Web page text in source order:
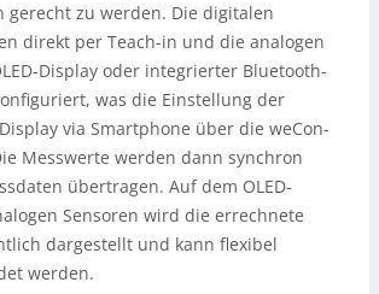
gerecht zu werden. Die digitalen
direkt per Teach-in und die analogen
Display oder integrierter Bluetooth-
was die Einstellung der
via Smartphone über die weCon-
Messwerte werden dann synchron
übertragen. Auf dem OLED-
Sensoren wird die errechnete
dargestellt und kann flexibel
werden.